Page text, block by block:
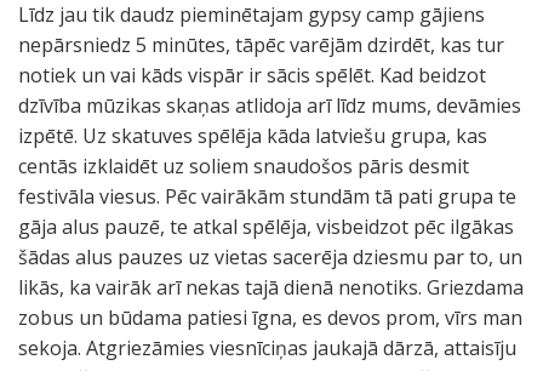
Līdz jau tik daudz pieminētajam gypsy camp gājiens
nepārsniedz 5 minūtes, tāpēc varējām dzirdēt, kas tur
notiek un vai kāds vispār ir sācis spēlēt. Kad beidzot
dzīvība mūzikas skaņas atlidoja arī līdz mums, devāmies
izpētē. Uz skatuves spēlēja kāda latviešu grupa, kas
centās izklaidēt uz soliem snaudošos pāris desmit
festivāla viesus. Pēc vairākām stundām tā pati grupa te
gāja alus pauzē, te atkal spēlēja, visbeidzot pēc ilgākas
šādas alus pauzes uz vietas sacerēja dziesmu par to, un
likās, ka vairāk arī nekas tajā dienā nenotiks. Griezdama
zobus un būdama patiesi īgna, es devos prom, vīrs man
sekoja. Atgriezāmies viesnīciņas jaukajā dārzā, attaisīju